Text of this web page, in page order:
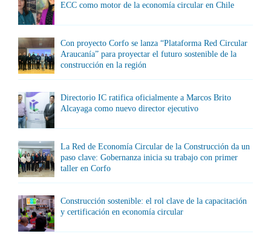
ECC como motor de la economía circular en Chile
Con proyecto Corfo se lanza “Plataforma Red Circular
Araucanía” para proyectar el futuro sostenible de la
construcción en la región
Directorio IC ratifica oficialmente a Marcos Brito
Alcayaga como nuevo director ejecutivo
La Red de Economía Circular de la Construcción da un
paso clave: Gobernanza inicia su trabajo con primer
taller en Corfo
Construcción sostenible: el rol clave de la capacitación
y certificación en economía circular